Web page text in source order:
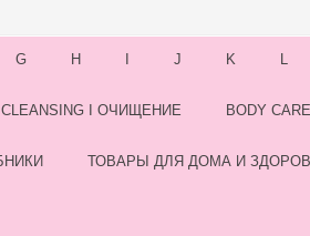
G H J K L
CLEANSING I ОЧИЩЕНИЕ BODY
ТОВАРЫ ДЛЯ ДОМА И